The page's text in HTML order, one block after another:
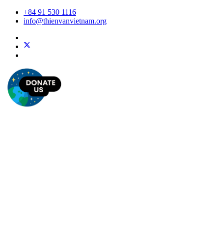
+84 91 530 1116
info@thienvanvietnam.org